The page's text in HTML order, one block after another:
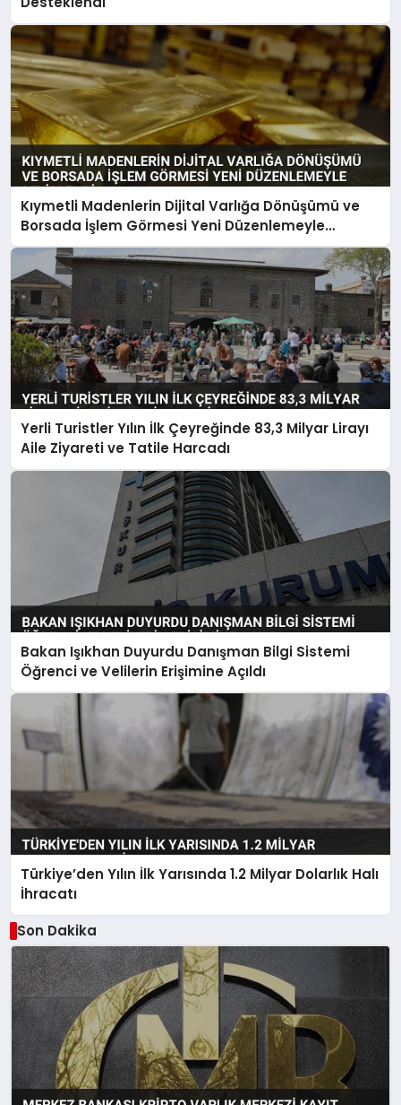
Kıymetli Madenlerin Dijital Varlığa Dönüşümü ve
Borsada İşlem Görmesi Yeni Düzenlemeyle
Belirlendi
Yerli Turistler Yılın İlk Çeyreğinde 83,3 Milyar Lirayı
Aile Ziyareti ve Tatile Harcadı
Bakan Işıkhan Duyurdu Danışman Bilgi Sistemi
Öğrenci ve Velilerin Erişimine Açıldı
Türkiye’den Yılın İlk Yarısında 1.2 Milyar Dolarlık Halı
İhracatı
Son Dakika